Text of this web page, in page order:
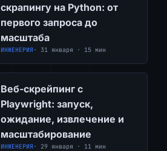
скрапингу на Python: от
первого запроса до
масштаба
ИНЖЕНЕРИЯ · 31 января · 15 мин
Веб-скрейпинг с
Playwright: запуск,
ожидание, извлечение и
масштабирование
ИНЖЕНЕРИЯ · 29 января · 11 мин